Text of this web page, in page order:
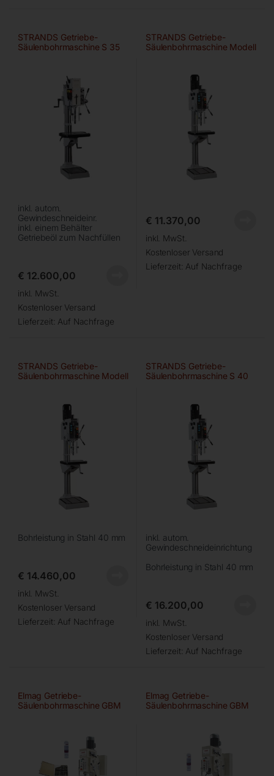
STRANDS Getriebe-
Säulenbohrmaschine S 35
inkl. autom.
Gewindeschneideinr.
inkl. einem Behälter
Getriebeöl zum Nachfüllen
€ 12.600,00
inkl. MwSt.
Kostenloser Versand
Lieferzeit: Auf Nachfrage
STRANDS Getriebe-
Säulenbohrmaschine Modell
€ 11.370,00
inkl. MwSt.
Kostenloser Versand
Lieferzeit: Auf Nachfrage
STRANDS Getriebe-
Säulenbohrmaschine Modell
Bohrleistung in Stahl 40 mm
€ 14.460,00
inkl. MwSt.
Kostenloser Versand
Lieferzeit: Auf Nachfrage
STRANDS Getriebe-
Säulenbohrmaschine S 40
inkl. autom.
Gewindeschneideinrichtung
Bohrleistung in Stahl 40 mm
€ 16.200,00
inkl. MwSt.
Kostenloser Versand
Lieferzeit: Auf Nachfrage
Elmag Getriebe-
Säulenbohrmaschine GBM
Elmag Getriebe-
Säulenbohrmaschine GBM